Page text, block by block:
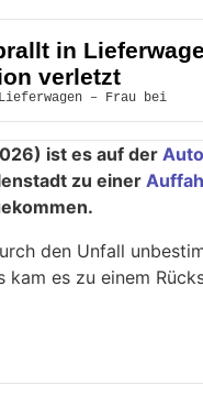
in
verletzt
ist es auf der
zu einer
den Unfall
es zu einem